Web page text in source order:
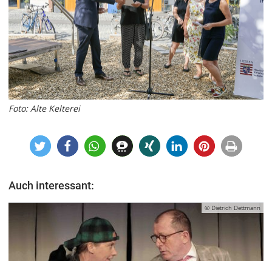
Foto: Alte Kelterei
Auch interessant:
© Dietrich Dettmann